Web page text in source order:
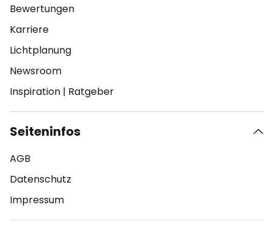
Bewertungen
Karriere
Lichtplanung
Newsroom
Inspiration | Ratgeber
Seiteninfos
AGB
Datenschutz
Impressum